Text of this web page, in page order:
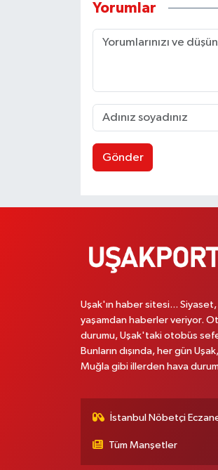
Yorumlar
Gönder
Uşak'ın haber sitesi...
yaşamdan haberler veriyor.
durumu, Uşak'taki otobüs
Bunların dışında, her gün
Muğla gibi illerden hava
İstanbul Nöbetçi
Tüm Manşetler